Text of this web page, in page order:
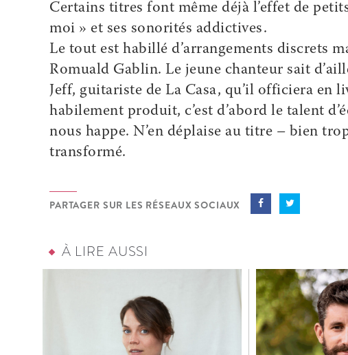
Certains titres font même déjà l’effet de
moi » et ses sonorités addictives.
Le tout est habillé d’arrangements discrets
Romuald Gablin. Le jeune chanteur sait
Jeff, guitariste de La Casa, qu’il officiera en
habilement produit, c’est d’abord le talent
nous happe. N’en déplaise au titre – bien
transformé.
PARTAGER SUR LES RÉSEAUX SOCIAUX
À LIRE AUSSI